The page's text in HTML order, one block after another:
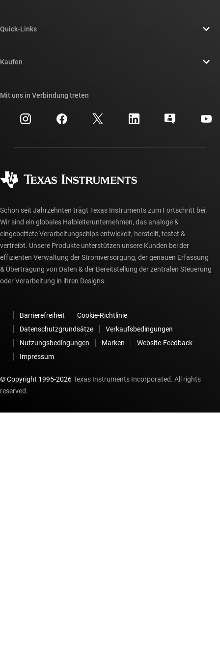
Newsroom
Investorenbeziehungen
Fertigung
Quick-Links
Querverweis-Suche
Kundensupportzentrum
myTI-Konto FAQs
Kaufen
Häufig gestellte Fragen zu Bestellungen
Mit uns in Verbindung treten
Schon seit Jahrzehnten trägt Texas Instruments zum Fortschritt bei.
Wir sind ein globales Halbleiterunternehmen, das analoge &
eingebettete Verarbeitungschips entwickelt, herstellt, testet &
vertreibt. Unsere Produkte unterstützen unsere Kunden bei der
effizienten Verwaltung der Stromversorgung, der genauen Erfassung
& Übertragung von Daten & der Bereitstellung der zentralen Steuerung
oder Verarbeitung in ihren Designs.
Barrierefreiheit
Cookie-Richtlinie
Datenschutzgrundsätze
Verkaufsbedingungen
Nutzungsbedingungen
Marken
Website-Feedback
Impressum
© Copyright 1995-2026Texas Instruments Incorporated. All rights
reserved.